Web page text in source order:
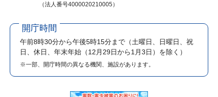
（法人番号4000020210005）
開庁時間
午前8時30分から午後5時15分まで （土曜日、日曜日、祝
日、休日、年末年始（12月29日から1月3日）を除く）
※一部、開庁時間の異なる機関、施設があります。